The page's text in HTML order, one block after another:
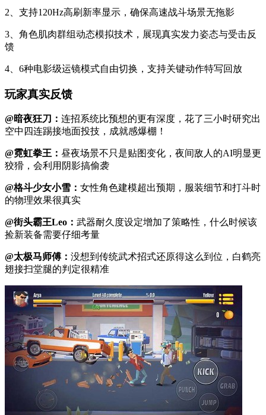
2、支持120Hz高刷新率显示，确保高速战斗场景无拖影
3、角色肌肉群组动态模拟技术，展现真实发力姿态与受击反
馈
4、6种电影级运镜模式自由切换，支持关键动作特写回放
玩家真实反馈
@暗夜狂刀： 连招系统比预想的更有深度，花了三小时研究出
空中四连踢接地面投技，成就感爆棚！
@霓虹拳王： 昼夜场景不只是贴图变化，夜间敌人的AI明显更
狡猾，会利用阴影搞偷袭
@格斗少女小雪： 女性角色建模超出预期，服装细节和打斗时
的物理效果很真实
@街头霸王Leo： 武器耐久度设定增加了策略性，什么时候该
捡新装备需要仔细考量
@太极马师傅： 没想到传统武术招式还原得这么到位，白鹤亮
翅接扫堂腿的判定很精准